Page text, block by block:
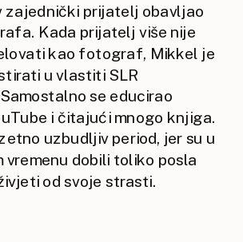
zajednički prijatelj obavljao
Kada prijatelj više nije
kao fotograf, Mikkel je
u vlastiti SLR
se educirao
i čitajući mnogo knjiga.
uzbudljiv period, jer su u
vremenu dobili toliko posla
od svoje strasti.